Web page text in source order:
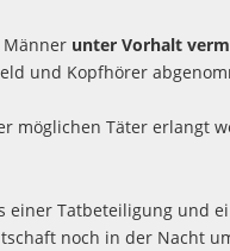
Männer unter Vorhalt
und Kopfhörer
möglichen Täter erlangt
einer Tatbeteiligung und
noch in der Nacht